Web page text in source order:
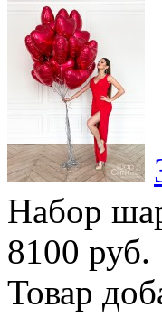
Набор
8100 руб.
Товар